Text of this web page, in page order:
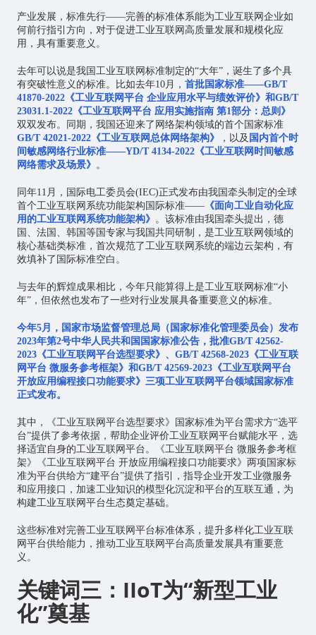
产业发展，标准先行——完善的标准体系能为工业互联网企业如
何前行指引方向，对于促进工业互联网高质量发展和规模化应
用，具有重要意义。
去年可以说是我国工业互联网标准制定的“大年”，诞生了多个具
有突破性意义的标准。比如去年10月， 首批国家标准——GB/T
41870-2022《工业互联网平台 企业应用水平与绩效评价》和GB/T
23031.1-2022《工业互联网平台 应用实施指南 第1部分：总则》
双双发布。同期，我国还迎来了网络架构领域的首个国家标准
GB/T 42021-2022《工业互联网总体网络架构》
，以及 国内首个时
间敏感网络行业标准——YD/T 4134-2022《工业互联网时间敏感
网络需求及场景》 。
同年11月，国际电工委员会(IEC)正式发布由我国牵头制定的全球
首个工业互联网系统功能架构国际标准——《面向工业自动化应
用的工业互联网系统功能架构》 。该标准由我国牵头提出，德
国、法国、韩国等国专家与我国共同研制，是工业互联网领域的
核心基础类标准，首次规范了工业互联网系统的端边云架构，有
效填补了国际标准空白。
与去年的辉煌成果相比，今年只能算得上是工业互联网标准“小
年”，但依然也发布了一些对行业发展具备重要意义的标准。
今年5月，国家市场监督管理总局（国家标准化管理委员会）发布
2023年第2号中华人民共和国国家标准公告，批准GB/T 42562-
2023《工业互联网平台选型要求》、GB/T 42568-2023《工业互联
网平台 微服务参考框架》和GB/T 42569-2023《工业互联网平台
开放应用编程接口功能要求》三项工业互联网平台领域国家标准
正式发布。
其中，《工业互联网平台选型要求》国家标准为平台需求方“选平
台”提供了参考依据，帮助企业评价工业互联网平台赋能水平，选
择适宜自身的工业互联网平台。《工业互联网平台 微服务参考框
架》《工业互联网平台 开放应用编程接口功能要求》两项国家标
准为平台供给方“建平台”提供了指引，指导企业开发工业微服务
和应用接口，加速工业知识的模型化沉淀和平台的互联互通，为
构建工业互联网平台生态奠定基础。
这些标准对完善工业互联网平台标准体系，提升多样化工业互联
网平台供给能力，推动工业互联网平台高质量发展具有重要意
义。
关键词三：IIoT为“新型工业
化”奠基